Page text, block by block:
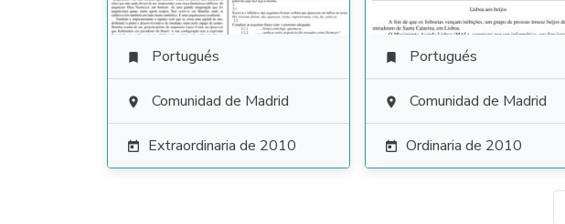
 Portugués
 Comunidad de Madrid
 Extraordinaria de 2010
 Portugués
 Comunidad de Madrid
 Ordinaria de 2010